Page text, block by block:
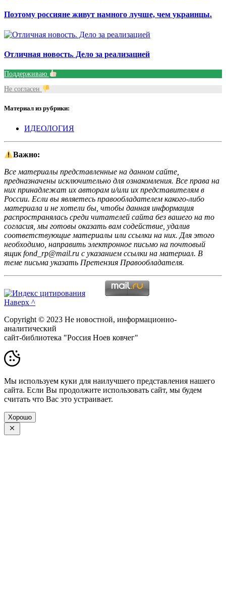
Поэтому россияне живут намного лучше, чем украинцы.
Отличная новость. Дело за реализацией
Поддерживаю
Не согласен
Материал из рубрики:
ИДЕОЛОГИЯ
Важно:
Все материалы представленные на данном сайте,
предназначены исключительно для ознакомления. Все права на
них принадлежат их авторам и/или их представителям в
России. Если вы являетесь правообладателем какого-либо
материала и не хотели бы, чтобы данная информация
распространялась среди читателей сайта без вашего на то
согласия, мы готовы оказать вам содействие, удалив
соответствующие материалы или ссылки на них. Для этого
необходимо, направить электронное письмо на почтовый
ящик fond_rp@mail.ru с указанием ссылки на материал. В
теме письма указать Претензия Правообладателя.
Наверх ^
Copyright © 2023 Не новостной, информационно-
аналитический
сайт-библиотека "Россия Ноев ковчег"
Мы используем куки для наилучшего представления нашего
сайта. Если Вы продолжите использовать сайт, мы будем
считать что Вас это устраивает.
Хорошо